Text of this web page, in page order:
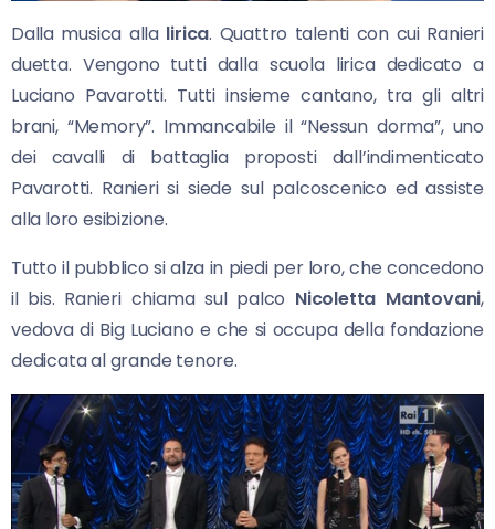
Dalla musica alla lirica. Quattro talenti con cui Ranieri
duetta. Vengono tutti dalla scuola lirica dedicato a
Luciano Pavarotti. Tutti insieme cantano, tra gli altri
brani, “Memory”. Immancabile il “Nessun dorma”, uno
dei cavalli di battaglia proposti dall’indimenticato
Pavarotti. Ranieri si siede sul palcoscenico ed assiste
alla loro esibizione.
Tutto il pubblico si alza in piedi per loro, che concedono
il bis. Ranieri chiama sul palco Nicoletta Mantovani,
vedova di Big Luciano e che si occupa della fondazione
dedicata al grande tenore.